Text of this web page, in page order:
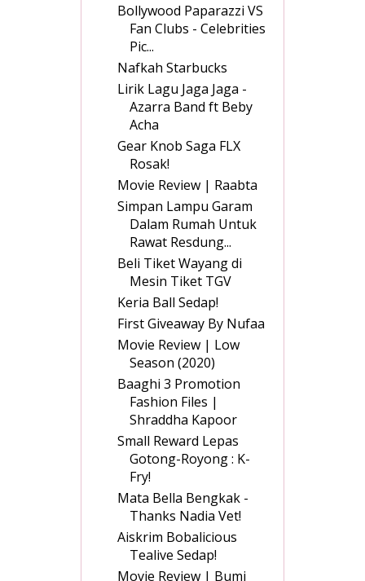
Bollywood Paparazzi VS
Fan Clubs - Celebrities
Pic...
Nafkah Starbucks
Lirik Lagu Jaga Jaga -
Azarra Band ft Beby
Acha
Gear Knob Saga FLX
Rosak!
Movie Review | Raabta
Simpan Lampu Garam
Dalam Rumah Untuk
Rawat Resdung...
Beli Tiket Wayang di
Mesin Tiket TGV
Keria Ball Sedap!
First Giveaway By Nufaa
Movie Review | Low
Season (2020)
Baaghi 3 Promotion
Fashion Files |
Shraddha Kapoor
Small Reward Lepas
Gotong-Royong : K-
Fry!
Mata Bella Bengkak -
Thanks Nadia Vet!
Aiskrim Bobalicious
Tealive Sedap!
Movie Review | Bumi